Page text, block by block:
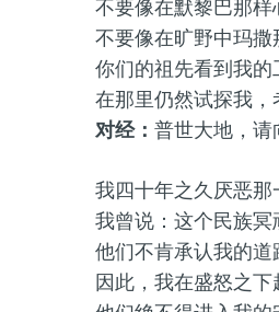
不要像在默黎巴那样
不要像在旷野中玛撒
你们的祖先看到我的
在那里仍然试探我，
对经： 普世大地，请
我四十年之久厌恶那
我曾说：这个民族冥
他们不肯承认我的道
因此，我在盛怒之下